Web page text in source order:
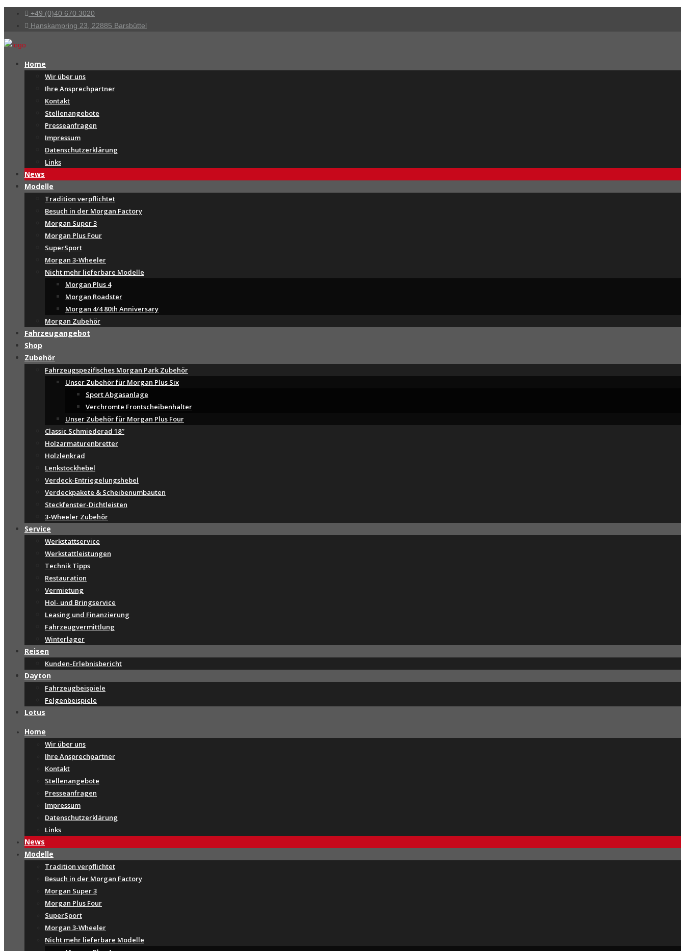
+49 (0)40 670 3020
Hanskampring 23, 22885 Barsbüttel
Home
Wir über uns
Ihre Ansprechpartner
Kontakt
Stellenangebote
Presseanfragen
Impressum
Datenschutzerklärung
Links
News
Modelle
Tradition verpflichtet
Besuch in der Morgan Factory
Morgan Super 3
Morgan Plus Four
SuperSport
Morgan 3-Wheeler
Nicht mehr lieferbare Modelle
Morgan Plus 4
Morgan Roadster
Morgan 4/4 80th Anniversary
Morgan Zubehör
Fahrzeugangebot
Shop
Zubehör
Fahrzeugspezifisches Morgan Park Zubehör
Unser Zubehör für Morgan Plus Six
Sport Abgasanlage
Verchromte Frontscheibenhalter
Unser Zubehör für Morgan Plus Four
Classic Schmiederad 18″
Holzarmaturenbretter
Holzlenkrad
Lenkstockhebel
Verdeck-Entriegelungshebel
Verdeckpakete & Scheibenumbauten
Steckfenster-Dichtleisten
3-Wheeler Zubehör
Service
Werkstattservice
Werkstattleistungen
Technik Tipps
Restauration
Vermietung
Hol- und Bringservice
Leasing und Finanzierung
Fahrzeugvermittlung
Winterlager
Reisen
Kunden-Erlebnisbericht
Dayton
Fahrzeugbeispiele
Felgenbeispiele
Lotus
Home
Wir über uns
Ihre Ansprechpartner
Kontakt
Stellenangebote
Presseanfragen
Impressum
Datenschutzerklärung
Links
News
Modelle
Tradition verpflichtet
Besuch in der Morgan Factory
Morgan Super 3
Morgan Plus Four
SuperSport
Morgan 3-Wheeler
Nicht mehr lieferbare Modelle